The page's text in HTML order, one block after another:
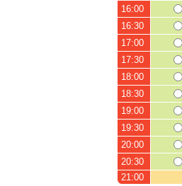
16:00
16:30
17:00
17:30
18:00
18:30
19:00
19:30
20:00
20:30
21:00